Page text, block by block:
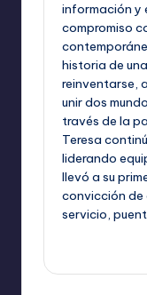
información y
compromiso
historia de
reinventarse,
unir dos
través de la
Teresa
liderando
llevó a su
convicción de
servicio,